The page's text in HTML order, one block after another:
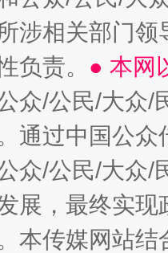
涉相关部门
负责。 ● 本网
众/公民/大众
通过中国公
众/公民/大众
展，最终实
本传媒网站